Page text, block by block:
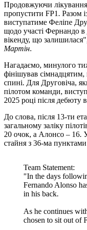
Продовжуючи лікування
пропустити FP1. Разом
виступатиме Феліпе
щодо участі Фернандо в
вікенду, що
Мартін.
Нагадаємо, минулого
фінішував сімнадцятим,
спині. Для Друговіча,
пілотом команди,
2025 році після дебюту
До слова, після 13-ти
загальному заліку
20 очок, а Алонсо – 16.
стайня з 36-ма
"In the days
Fernando Alonso
in his back.
chosen to sit out of